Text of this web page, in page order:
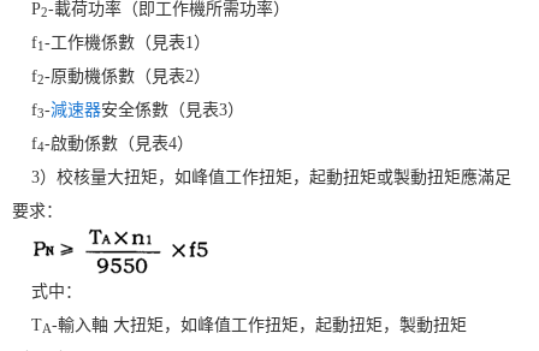
P2-載荷功率（即工作機所需功率）
f1 -工作機係數（見表1）
f2-原動機係數（見表2）
f3-減速器安全係數（見表3）
f4-啟動係數（見表4）
3）校核量大扭矩，如峰值工作扭矩，起動扭矩或製動扭矩應滿足
要求：
式中：
TA-輸入軸 大扭矩，如峰值工作扭矩，起動扭矩，製動扭矩